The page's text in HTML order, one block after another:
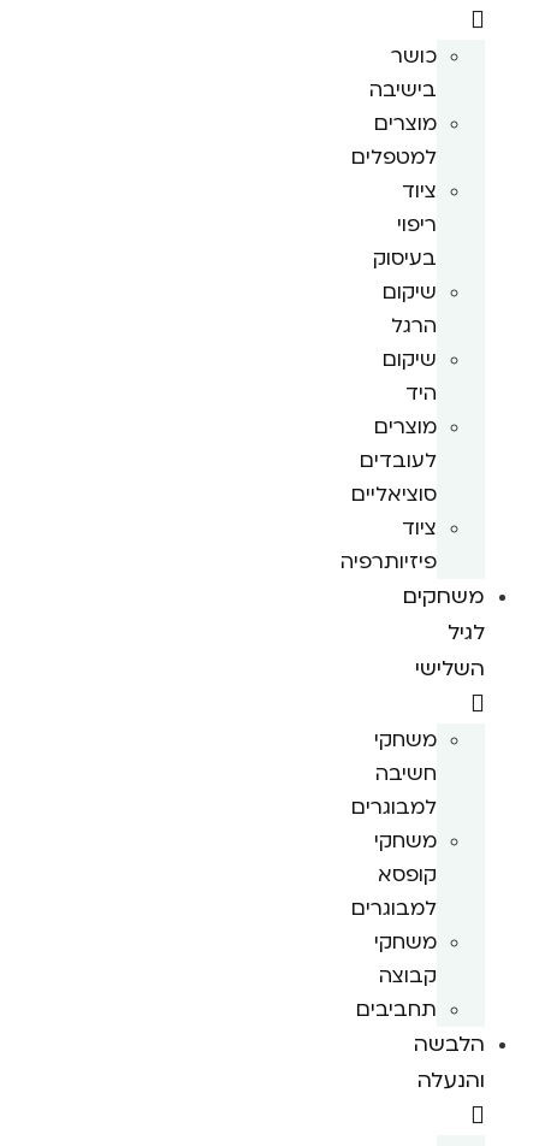
כושר
בישיבה
מוצרים
למטפלים
ציוד
ריפוי
בעיסוק
שיקום
הרגל
שיקום
היד
מוצרים
לעובדים
סוציאליים
ציוד
פיזיותרפיה
משחקים
לגיל
השלישי
משחקי
חשיבה
למבוגרים
משחקי
קופסא
למבוגרים
משחקי
קבוצה
תחביבים
הלבשה
והנעלה